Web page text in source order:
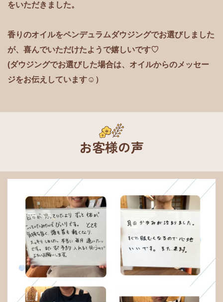
をいただきました。
香りのオイルをペンデュラムダウジングでお選びしました
が、喜んでいただけたようで嬉しいです♡
(ダウジングでお選びした場合は、オイルからのメッセー
ジをお伝え しています☺）
お客様の声